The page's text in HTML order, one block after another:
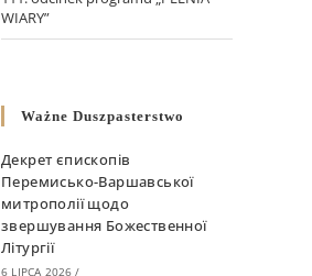
WIARY”
Ważne Duszpasterstwo
Декрет єпископів
Перемисько-Варшавської
митрополії щодо
звершування Божественної
Літургії
6 LIPCA 2026 /